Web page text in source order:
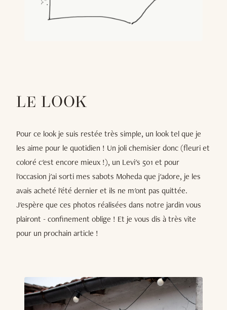
LE LOOK
Pour ce look je suis restée très simple, un look tel que je
les aime pour le quotidien ! Un joli chemisier donc (fleuri et
coloré c'est encore mieux !), un Levi's 501 et pour
l'occasion j'ai sorti mes sabots Moheda que j'adore, je les
avais acheté l'été dernier et ils ne m'ont pas quittée.
J'espère que ces photos réalisées dans notre jardin vous
plairont - confinement oblige ! Et je vous dis à très vite
pour un prochain article !